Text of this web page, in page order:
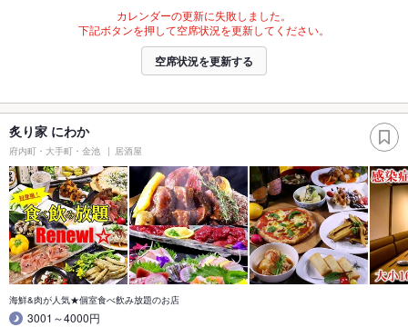
カレンダーの更新に失敗しました。
下記ボタンを押して空席状況を更新してください。
空席状況を更新する
炙り家 にわか
府内町・大手町・金池 居酒屋
海鮮&肉が人気★個室食べ飲み放題のお店
3001～4000円